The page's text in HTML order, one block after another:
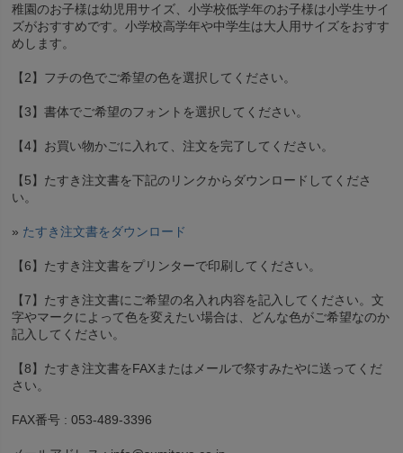
稚園のお子様は幼児用サイズ、小学校低学年のお子様は小学生サイ
ズがおすすめです。小学校高学年や中学生は大人用サイズをおすす
めします。
【2】フチの色でご希望の色を選択してください。
【3】書体でご希望のフォントを選択してください。
【4】お買い物かごに入れて、注文を完了してください。
【5】たすき注文書を下記のリンクからダウンロードしてくださ
い。
» たすき注文書をダウンロード
【6】たすき注文書をプリンターで印刷してください。
【7】たすき注文書にご希望の名入れ内容を記入してください。文
字やマークによって色を変えたい場合は、どんな色がご希望なのか
記入してください。
【8】たすき注文書をFAXまたはメールで祭すみたやに送ってくだ
さい。
FAX番号 : 053-489-3396